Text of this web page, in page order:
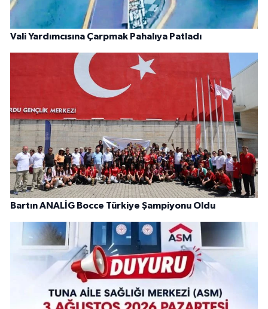
Vali Yardımcısına Çarpmak Pahalıya Patladı
Bartın ANALİG Bocce Türkiye Şampiyonu Oldu